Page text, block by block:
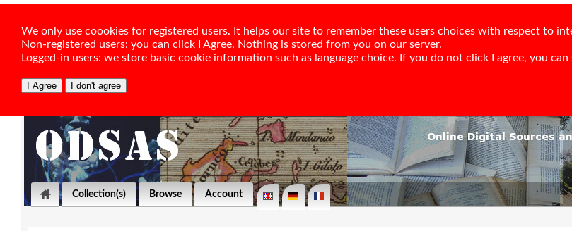
We only use coookies for registered users. It helps our site to remember these users choices with respect to
Non-registered users: you can click I Agree. Nothing is stored from you on our server.
Logged-in users: we store basic cookie information such as language choice. If you do not click I agree, you
Collection(s) Browse Account